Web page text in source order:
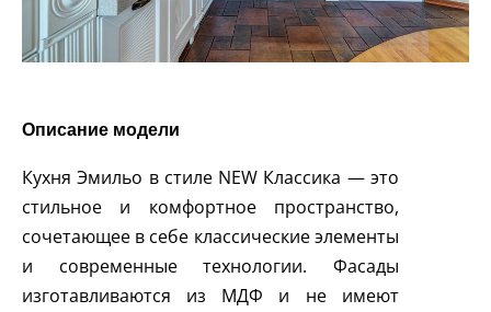
Описание модели
Кухня Эмильо в стиле NEW Классика — это
стильное и комфортное пространство,
сочетающее в себе классические элементы
и современные технологии. Фасады
изготавливаются из МДФ и не имеют